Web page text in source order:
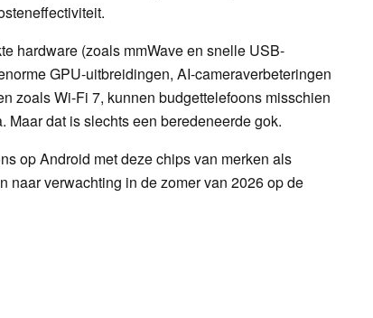
hardware (zoals mmWave en snelle USB-
GPU-uitbreidingen, AI-cameraverbeteringen
zoals Wi-Fi 7, kunnen budgettelefoons misschien
Maar dat is slechts een beredeneerde gok.
op Android met deze chips van merken als
naar verwachting in de zomer van 2026 op de